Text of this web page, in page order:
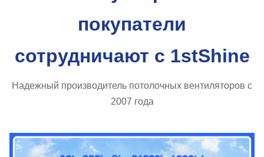
покупатели
сотрудничают с 1stShine
Надежный производитель потолочных вентиляторов с
2007 года